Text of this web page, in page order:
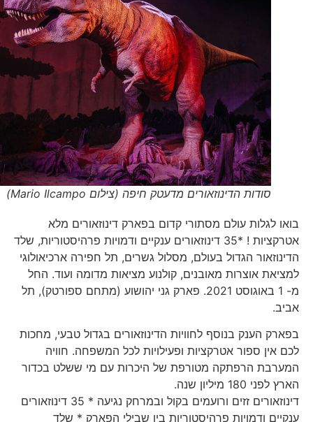
סודות הדינוזאורים מדעטק חיפה (צילום Mario Ilcampo)
בואו לגלות עולם מסתורי קדום בפארק דינוזאורים מלא
אטרקציות ! *35 דינוזאורים ענקיים ודמויות פרהיסטוריות, שלד
הדינוזאור הגדול בעולם, מסלול גשרים, תל חפירה ארכיאולוגי
למציאת אוצרות מאובנים, קולנוע מציאות מדומה ועוד. החל
מ- 1 באוגוסט 2021. פארק גני יהושוע (מתחם ספורטק), תל
אביב.
בפארק הענק בנוסף לחוויות הדינוזאורים בגדול טבעי, מחכות
לכם אין ספור אטרקציות ופעילויות לכל המשפחה. חוויה
המערבת הרפתקה מטורפת של היכרות עם מי ששלט בכדור
הארץ לפני 180 מיליון שנה.
דינוזאורים זזים ורועמים בקול ובמרחק נגיעה * 35 דינוזאורים
ענקיים ודמויות פרהיסטוריות בין שבילי הפארק * שלד